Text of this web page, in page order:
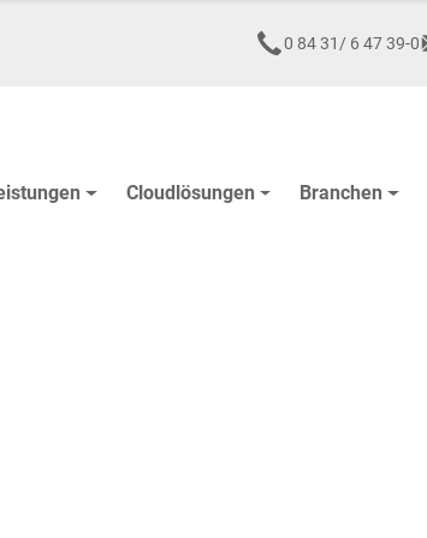
0 84 31/ 6 47 39-0
Cloudlösungen Branchen